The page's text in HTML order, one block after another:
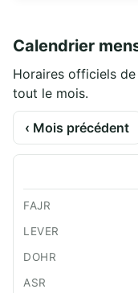
Calendrier
Horaires officiels de مسجد سيدي بوراحل - السواحلية sur
tout le mois.
‹ Mois précédent